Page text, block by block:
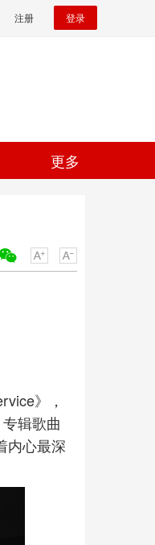
注册 登录
更多
》，
辑歌曲
内心最深